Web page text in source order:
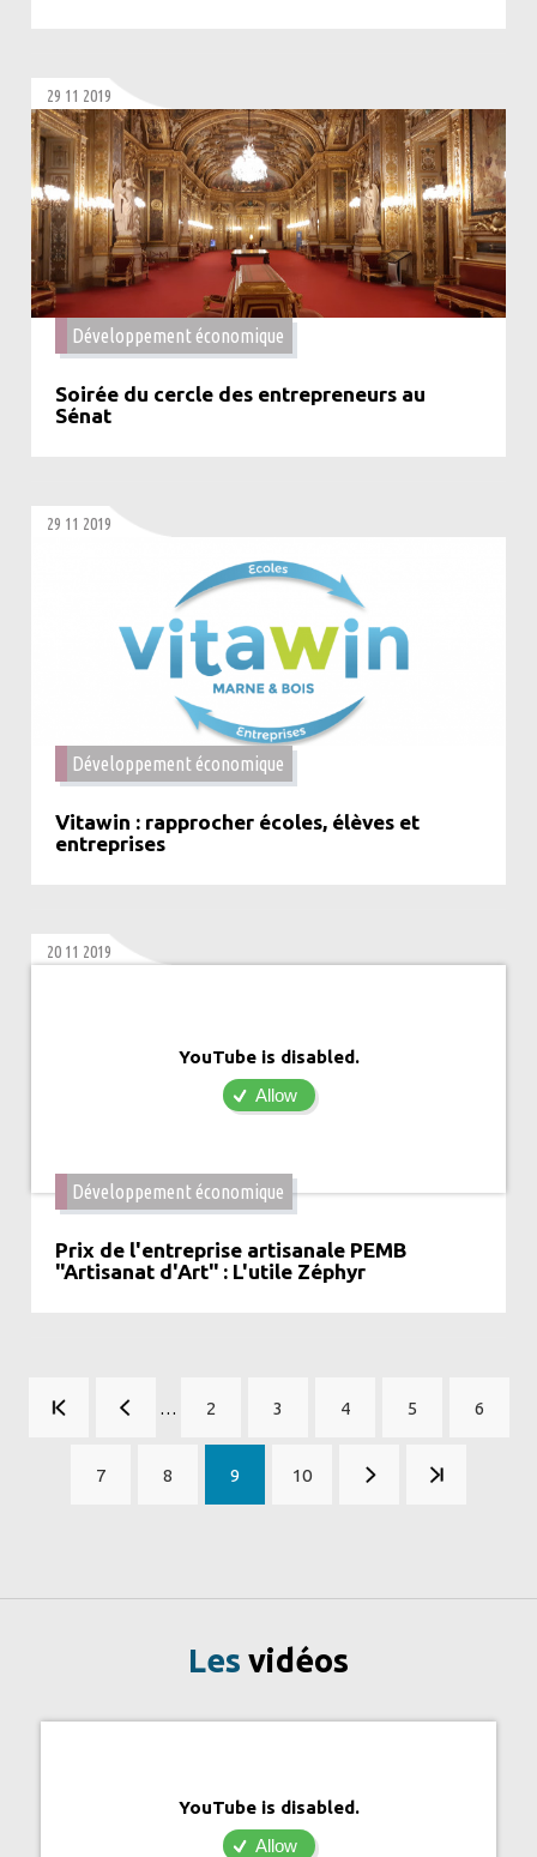
29 11 2019
Développement économique
Soirée du cercle des entrepreneurs au
Sénat
29 11 2019
Développement économique
Vitawin : rapprocher écoles, élèves et
entreprises
20 11 2019
YouTube is disabled.
Allow
Développement économique
Prix de l'entreprise artisanale PEMB
"Artisanat d'Art" : L'utile Zéphyr
Pagination … Page
2 Page
3 Page
4 Page
5 Page
6
Page
7 Page
8
Page
courante
9 Page
10
Les vidéos
YouTube is disabled.
Allow